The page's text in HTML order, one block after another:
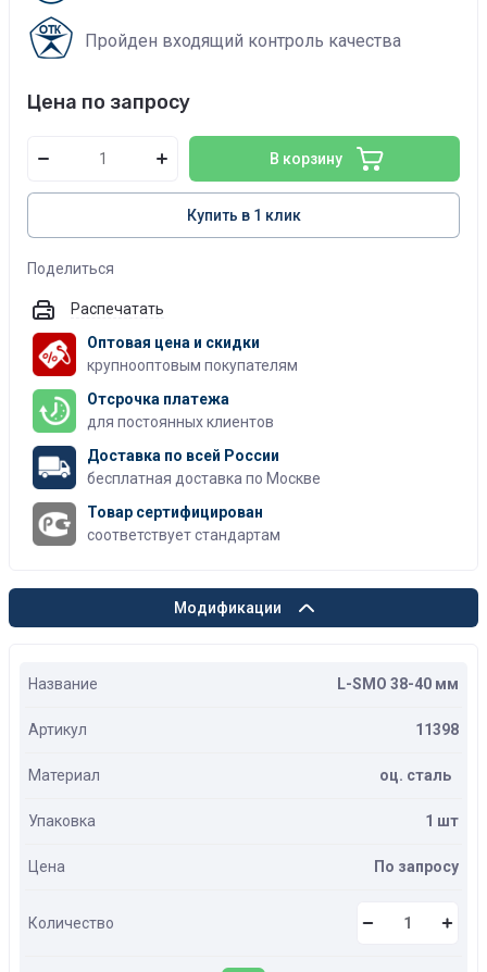
Пройден входящий контроль качества
Цена по запросу
В корзину
Купить в 1 клик
Поделиться
Распечатать
Оптовая цена и скидки
крупнооптовым покупателям
Отсрочка платежа
для постоянных клиентов
Доставка по всей России
бесплатная доставка по Москве
Товар сертифицирован
соответствует стандартам
Модификации
Название L-SMO 38-40 мм
Артикул 11398
Материал оц. сталь
Упаковка 1 шт
Цена По запросу
Количество